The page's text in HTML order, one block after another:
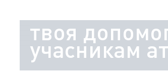
твоя
учасникам